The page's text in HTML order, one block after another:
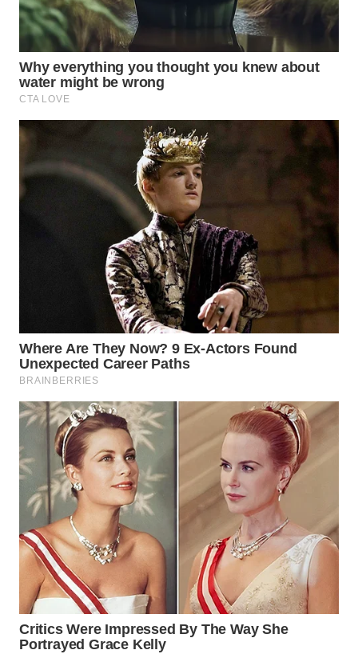
WN
DANAU
TOBA
WN
LANGKAT
WN
KARO
WN
SIMALUNGUN
WN
LABUHANBATU
WN
TAPANULI
TENGAH
WN DELI
SERDANG